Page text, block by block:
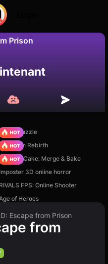
Prison
Non Enregistrer
Puzzle
Rebirth
of Cake: Merge & Bake
Imposter 3D online horror
RIVALS FPS: Online Shooter
of Heroes
Escape from Prison
from